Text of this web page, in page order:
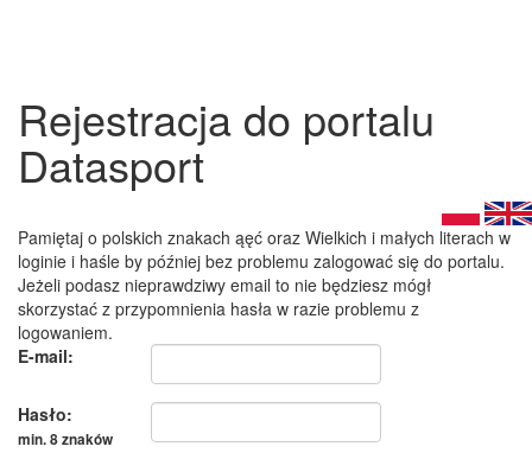
Rejestracja do portalu
Datasport
Pamiętaj o polskich znakach ąęć oraz Wielkich i małych literach w
loginie i haśle by później bez problemu zalogować się do portalu.
Jeżeli podasz nieprawdziwy email to nie będziesz mógł
skorzystać z przypomnienia hasła w razie problemu z
logowaniem.
E-mail:
Hasło:
min. 8 znaków